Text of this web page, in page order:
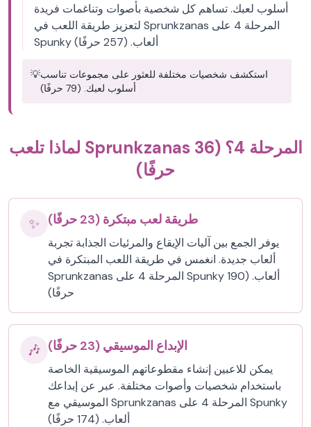
أسلوب لعبك. تساهم كل شخصية بأصوات وتناغمات فريدة
لتعزيز طريقة اللعب في Sprunkzanas المرحلة 4 على
Spunky ألعاب. (257 حرفًا)
💡استكشف شخصيات مختلفة للعثور على مجموعات تناسب
أسلوب لعبك. (79 حرفًا)
لماذا تلعب Sprunkzanas المرحلة 4؟ (36
حرفًا)
✨ طريقة لعب مبتكرة (23 حرفًا)
يوفر الجمع بين آليات الإيقاع والمرئيات الجذابة تجربة
ألعاب جديدة. انغمس في طريقة اللعب المبتكرة في
Sprunkzanas المرحلة 4 على Spunky ألعاب. (190
حرفًا)
🎶 الإبداع الموسيقي (23 حرفًا)
يمكن للاعبين إنشاء مقطوعاتهم الموسيقية الخاصة
باستخدام شخصيات وأصوات مختلفة. عبر عن إبداعك
الموسيقي مع Sprunkzanas المرحلة 4 على Spunky
ألعاب. (174 حرفًا)